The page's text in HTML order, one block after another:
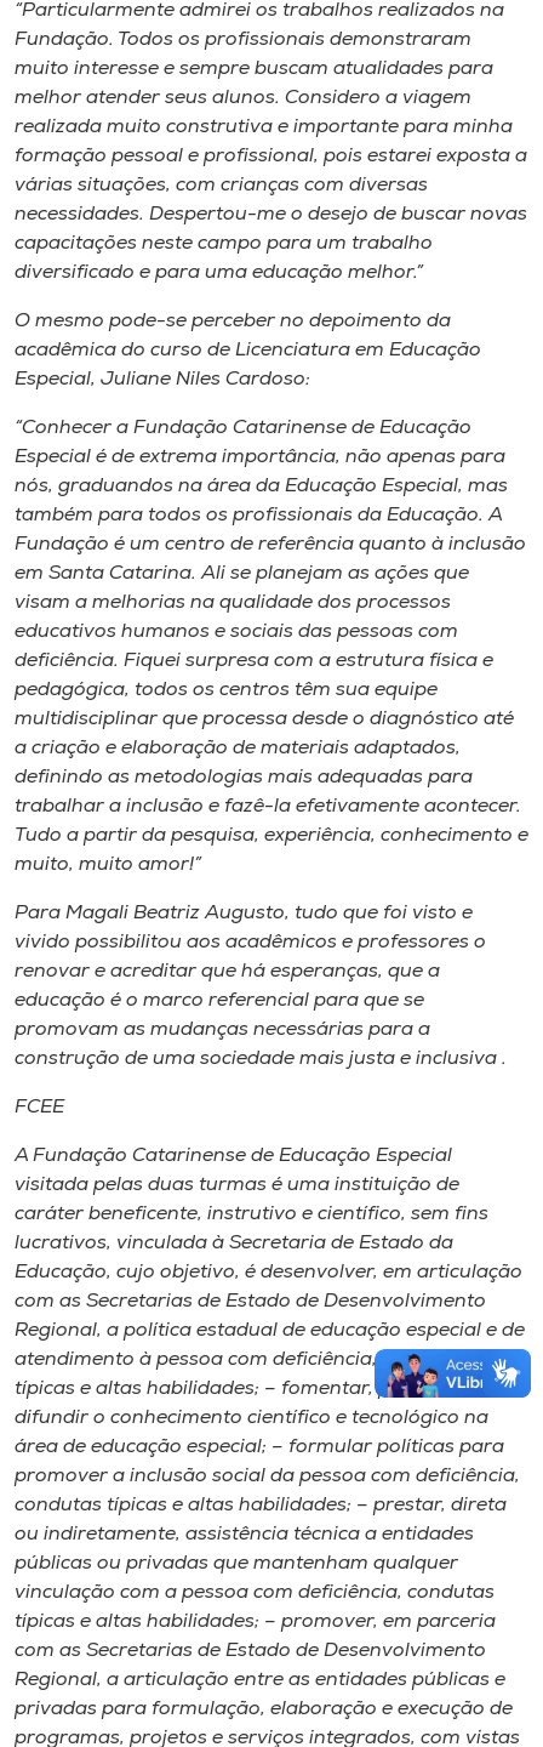
“Particularmente admirei os trabalhos realizados na
Fundação. Todos os profissionais demonstraram
muito interesse e sempre buscam atualidades para
melhor atender seus alunos. Considero a viagem
realizada muito construtiva e importante para minha
formação pessoal e profissional, pois estarei exposta a
várias situações, com crianças com diversas
necessidades. Despertou-me o desejo de buscar novas
capacitações neste campo para um trabalho
diversificado e para uma educação melhor.”
O mesmo pode-se perceber no depoimento da
acadêmica do curso de Licenciatura em Educação
Especial, Juliane Niles Cardoso:
“Conhecer a Fundação Catarinense de Educação
Especial é de extrema importância, não apenas para
nós, graduandos na área da Educação Especial, mas
também para todos os profissionais da Educação. A
Fundação é um centro de referência quanto à inclusão
em Santa Catarina. Ali se planejam as ações que
visam a melhorias na qualidade dos processos
educativos humanos e sociais das pessoas com
deficiência. Fiquei surpresa com a estrutura física e
pedagógica, todos os centros têm sua equipe
multidisciplinar que processa desde o diagnóstico até
a criação e elaboração de materiais adaptados,
definindo as metodologias mais adequadas para
trabalhar a inclusão e fazê-la efetivamente acontecer.
Tudo a partir da pesquisa, experiência, conhecimento e
muito, muito amor!”
Para Magali Beatriz Augusto, tudo que foi visto e
vivido possibilitou aos acadêmicos e professores o
renovar e acreditar que há esperanças, que a
educação é o marco referencial para que se
promovam as mudanças necessárias para a
construção de uma sociedade mais justa e inclusiva .
FCEE
A Fundação Catarinense de Educação Especial
visitada pelas duas turmas é uma instituição de
caráter beneficente, instrutivo e científico, sem fins
lucrativos, vinculada à Secretaria de Estado da
Educação, cujo objetivo, é desenvolver, em articulação
com as Secretarias de Estado de Desenvolvimento
Regional, a política estadual de educação especial e de
atendimento à pessoa com deficiência, condutas
típicas e altas habilidades; – fomentar, produzir e
difundir o conhecimento científico e tecnológico na
área de educação especial; – formular políticas para
promover a inclusão social da pessoa com deficiência,
condutas típicas e altas habilidades; – prestar, direta
ou indiretamente, assistência técnica a entidades
públicas ou privadas que mantenham qualquer
vinculação com a pessoa com deficiência, condutas
típicas e altas habilidades; – promover, em parceria
com as Secretarias de Estado de Desenvolvimento
Regional, a articulação entre as entidades públicas e
privadas para formulação, elaboração e execução de
programas, projetos e serviços integrados, com vistas